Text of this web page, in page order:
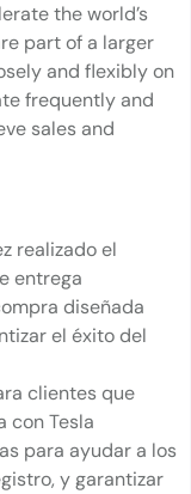
the world’s
part of a larger
and flexibly on
frequently and
sales and
realizado el
entrega
diseñada
el éxito del
clientes que
con Tesla
para ayudar a los
y garantizar